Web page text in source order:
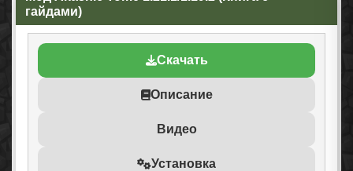
гайдами)
Скачать
Описание
Видео
Установка